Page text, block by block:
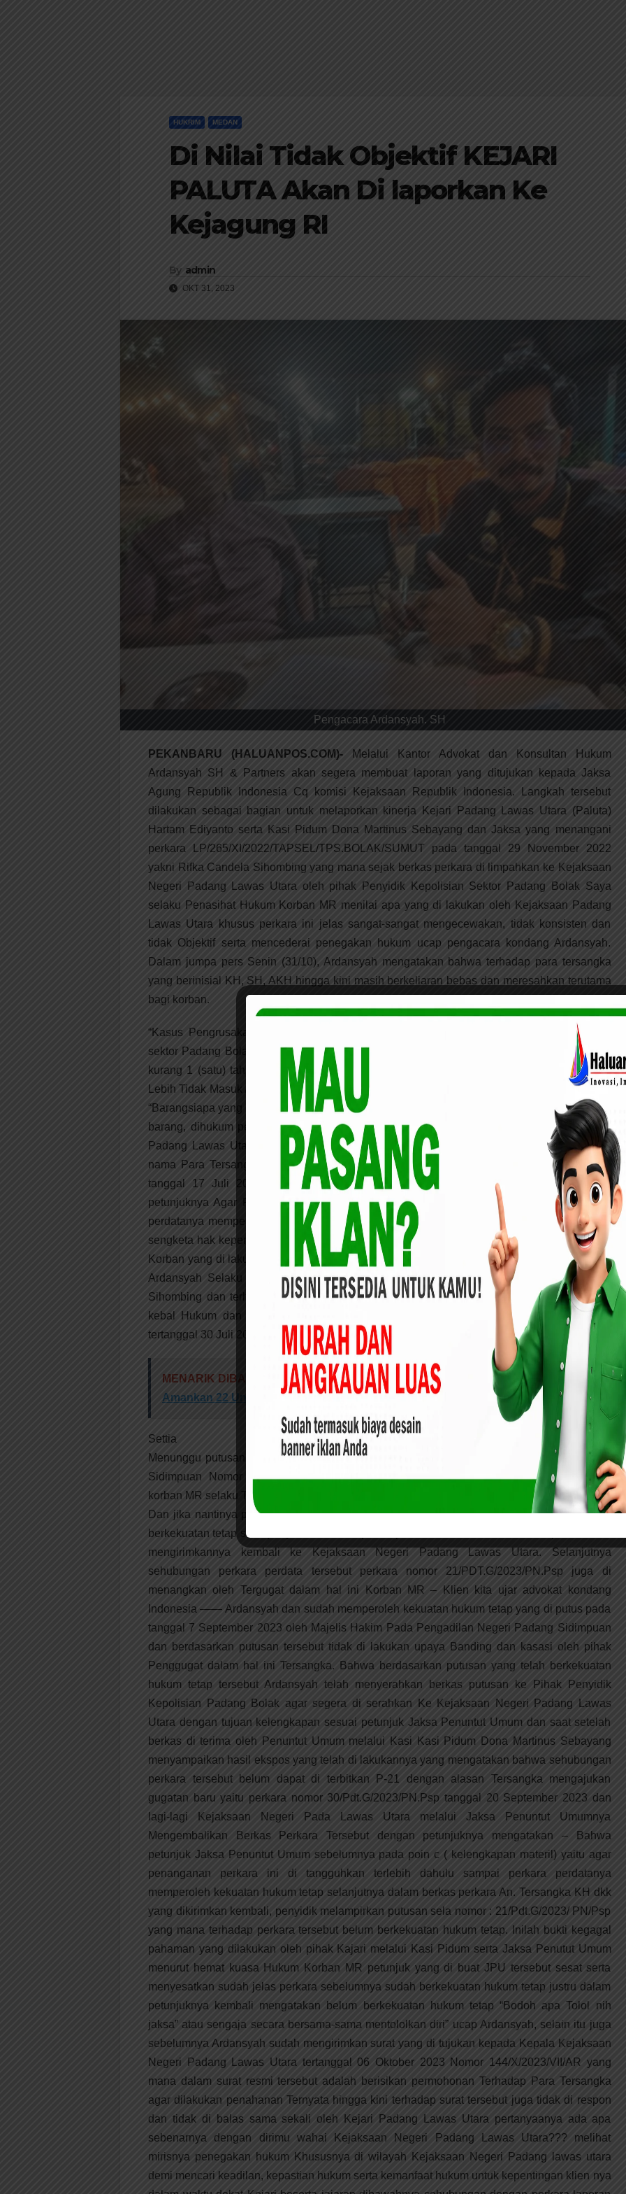
HUKRIM MEDAN
Di Nilai Tidak Objektif KEJARI
PALUTA Akan Di laporkan Ke
Kejagung RI
By admin
OKT 31, 2023
Pengacara Ardansyah. SH
PEKANBARU (HALUANPOS.COM)-Melalui Kantor Advokat dan Konsultan Hukum
Ardansyah SH & Partners akan segera membuat laporan yang ditujukan kepada Jaksa
Agung Republik Indonesia Cq komisi Kejaksaan Republik Indonesia. Langkah tersebut
dilakukan sebagai bagian untuk melaporkan kinerja Kejari Padang Lawas Utara (Paluta)
Hartam Ediyanto serta Kasi Pidum Dona Martinus Sebayang dan Jaksa yang menangani
perkara LP/265/XI/2022/TAPSEL/TPS.BOLAK/SUMUT pada tanggal 29 November 2022
yakni Rifka Candela Sihombing yang mana sejak berkas perkara di limpahkan ke Kejaksaan
Negeri Padang Lawas Utara oleh pihak Penyidik Kepolisian Sektor Padang Bolak Saya
selaku Penasihat Hukum Korban MR menilai apa yang di lakukan oleh Kejaksaan Padang
Lawas Utara khusus perkara ini jelas sangat-sangat mengecewakan, tidak konsisten dan
tidak Objektif serta mencederai penegakan hukum ucap pengacara kondang Ardansyah.
Dalam jumpa pers Senin (31/10), Ardansyah mengatakan bahwa terhadap para tersangka
yang berinisial KH, SH, AKH hingga kini masih berkeliaran bebas dan meresahkan terutama
bagi korban.
“Kasus Pengrusakan Secara Bersama-Sama ini sudah dilaporkan pada pihak kepolisian
sektor Padang Bolak-Kabupaten Padang Lawas Utara-Sumatera Utara sudah berjalan lebih
kurang 1 (satu) tahun yaitu sejak tanggal 29 November 2022 tahun lalu. Selanjutnya yang
Lebih Tidak Masuk Akal dan Nalar Adalah yang kita Laporkan adalah Pasal 170 KUHP yakin
“Barangsiapa yang di muka umum bersama-sama melakukan kekerasan terhadap orang atau
barang, dihukum penjara selama-lamanya lima tahun enam bulan“ justru pihak Kejaksaan
Padang Lawas Utara Melalui Rifka Candela Sihombing saat setelah berkas perkara atas
nama Para Tersangka di kirim oleh Pihak Penyidik Kepolisan Sektor Padang Bolak pada
tanggal 17 Juli 2023 “Bagaikan Pahlawan di siang Bolong” yang mengatakan dalam
petunjuknya Agar Penanganan Perkara Ini Ditangguhkan Terlebih dahulu sampai perkara
perdatanya memperoleh kekuatan Hukum” padahal perkara yang d laporkan bukan Bicara
sengketa hak kepemilikan objek atas tanah melainkan murni pengrusakan pohon Karet Milik
Korban yang di lakukan oleh Para Tersangka. Namun demikian apa yang di sampaikan oleh
Ardansyah Selaku Penasihat Hukum korban juga Tidak di indahkan oleh Rifka Candela
Sihombing dan terhadap para tersangka juga masih bebas Berkeliaran bak seolah – olah
kebal Hukum dan selain itu dalam SP2HP oleh pihak kepolisian Sektor Padang Bolak
tertanggal 30 Juli 2023 adapun Rencana kegiatan selanjutnya adalah :
MENARIK DIBACA:
Hari pertama Ops Zebra Rencong 2017 Satlantas Langsa
Amankan 22 Unit R2
Settia
Menunggu putusan perkara perdata sesuai dengan gugatan di Pengadilan Negeri Padang
Sidimpuan Nomor : 21/Pdt.G/2023/PN.Psp dengan Tersangka KH selaku Pengggugat,
korban MR selaku Tergugat.
Dan jika nantinya perkara perdatanya telah di putus dan memperoleh putusan hukum yang
berkekuatan tetap selanjutnya akan melampirkan putusan tersebut dalam berkas perkara dan
mengirimkannya kembali ke Kejaksaan Negeri Padang Lawas Utara. Selanjutnya
sehubungan perkara perdata tersebut perkara nomor 21/PDT.G/2023/PN.Psp juga di
menangkan oleh Tergugat dalam hal ini Korban MR – Klien kita ujar advokat kondang
Indonesia —— Ardansyah dan sudah memperoleh kekuatan hukum tetap yang di putus pada
tanggal 7 September 2023 oleh Majelis Hakim Pada Pengadilan Negeri Padang Sidimpuan
dan berdasarkan putusan tersebut tidak di lakukan upaya Banding dan kasasi oleh pihak
Penggugat dalam hal ini Tersangka. Bahwa berdasarkan putusan yang telah berkekuatan
hukum tetap tersebut Ardansyah telah menyerahkan berkas putusan ke Pihak Penyidik
Kepolisian Padang Bolak agar segera di serahkan Ke Kejaksaan Negeri Padang Lawas
Utara dengan tujuan kelengkapan sesuai petunjuk Jaksa Penuntut Umum dan saat setelah
berkas di terima oleh Penuntut Umum melalui Kasi Kasi Pidum Dona Martinus Sebayang
menyampaikan hasil ekspos yang telah di lakukannya yang mengatakan bahwa sehubungan
perkara tersebut belum dapat di terbitkan P-21 dengan alasan Tersangka mengajukan
gugatan baru yaitu perkara nomor 30/Pdt.G/2023/PN.Psp tanggal 20 September 2023 dan
lagi-lagi Kejaksaan Negeri Pada Lawas Utara melalui Jaksa Penuntut Umumnya
Mengembalikan Berkas Perkara Tersebut dengan petunjuknya mengatakan – Bahwa
petunjuk Jaksa Penuntut Umum sebelumnya pada poin c ( kelengkapan materil) yaitu agar
penanganan perkara ini di tangguhkan terlebih dahulu sampai perkara perdatanya
memperoleh kekuatan hukum tetap selanjutnya dalam berkas perkara An. Tersangka KH dkk
yang dikirimkan kembali, penyidik melampirkan putusan sela nomor : 21/Pdt.G/2023/ PN/Psp
yang mana terhadap perkara tersebut belum berkekuatan hukum tetap. Inilah bukti kegagal
pahaman yang dilakukan oleh pihak Kajari melalui Kasi Pidum serta Jaksa Penutut Umum
menurut hemat kuasa Hukum Korban MR petunjuk yang di buat JPU tersebut sesat serta
menyesatkan sudah jelas perkara sebelumnya sudah berkekuatan hukum tetap justru dalam
petunjuknya kembali mengatakan belum berkekuatan hukum tetap “Bodoh apa Tolol nih
jaksa” atau sengaja secara bersama-sama mentololkan diri” ucap Ardansyah, selain itu juga
sebelumnya Ardansyah sudah mengirimkan surat yang di tujukan kepada Kepala Kejaksaan
Negeri Padang Lawas Utara tertanggal 06 Oktober 2023 Nomor 144/X/2023/VII/AR yang
mana dalam surat resmi tersebut adalah berisikan permohonan Terhadap Para Tersangka
agar dilakukan penahanan Ternyata hingga kini terhadap surat tersebut juga tidak di respon
dan tidak di balas sama sekali oleh Kejari Padang Lawas Utara pertanyaanya ada apa
sebenarnya dengan dirimu wahai Kejaksaan Negeri Padang Lawas Utara??? melihat
mirisnya penegakan hukum Khususnya di wilayah Kejaksaan Negeri Padang lawas utara
demi mencari keadilan, kepastian hukum serta kemanfaat hukum untuk kepentingan klien nya